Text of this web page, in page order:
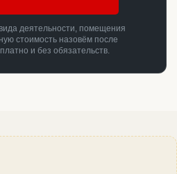
деятельности, помещения
стоимость назовём после
и без обязательств.